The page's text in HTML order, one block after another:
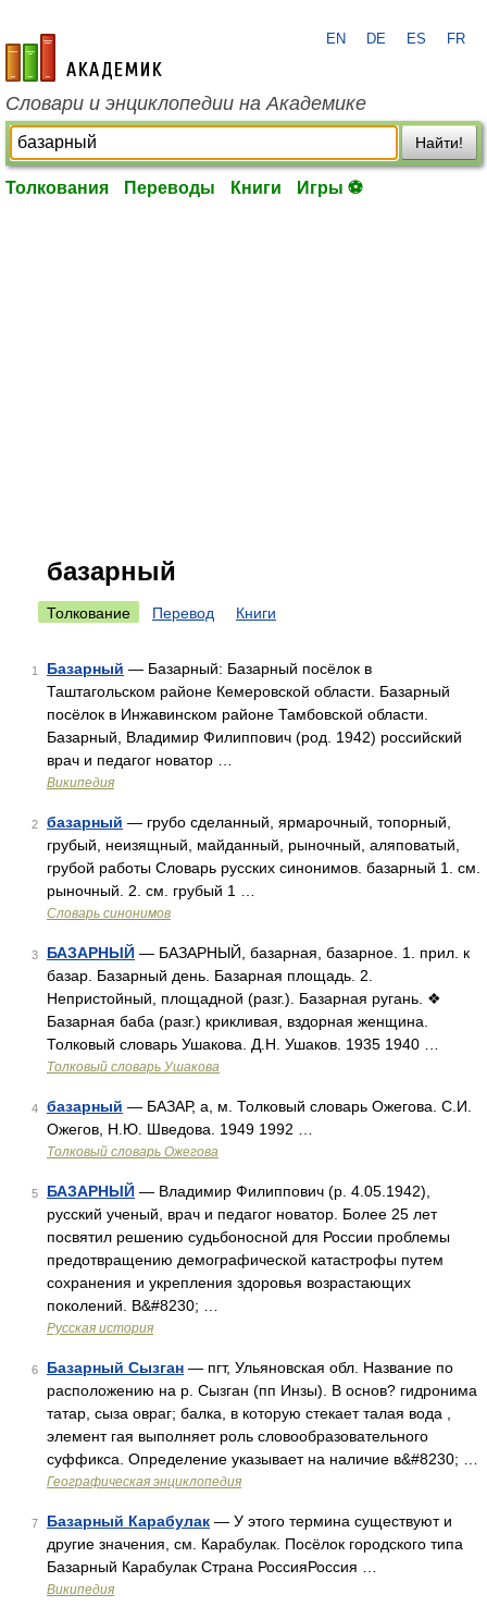
academic.ru
EN DE ES FR
Словари и энциклопедии на Академике
Найти!
Толкования Переводы Книги Игры ⚽
базарный
Толкование Перевод Книги
1 Базарный — Базарный: Базарный посёлок в
Таштагольском районе Кемеровской области. Базарный
посёлок в Инжавинском районе Тамбовской области.
Базарный, Владимир Филиппович (род. 1942) российский
врач и педагог новатор …
Википедия
2 базарный — грубо сделанный, ярмарочный, топорный,
грубый, неизящный, майданный, рыночный, аляповатый,
грубой работы Словарь русских синонимов. базарный 1. см.
рыночный. 2. см. грубый 1 …
Словарь синонимов
3 БАЗАРНЫЙ — БАЗАРНЫЙ, базарная, базарное. 1. прил. к
базар. Базарный день. Базарная площадь. 2.
Непристойный, площадной (разг.). Базарная ругань. ❖
Базарная баба (разг.) крикливая, вздорная женщина.
Толковый словарь Ушакова. Д.Н. Ушаков. 1935 1940 …
Толковый словарь Ушакова
4 базарный — БАЗАР, а, м. Толковый словарь Ожегова. С.И.
Ожегов, Н.Ю. Шведова. 1949 1992 …
Толковый словарь Ожегова
5 БАЗАРНЫЙ — Владимир Филиппович (р. 4.05.1942),
русский ученый, врач и педагог новатор. Более 25 лет
посвятил решению судьбоносной для России проблемы
предотвращению демографической катастрофы путем
сохранения и укрепления здоровья возрастающих
поколений. В&#8230; …
Русская история
6 Базарный Сызган — пгт, Ульяновская обл. Название по
расположению на р. Сызган (пп Инзы). В основ? гидронима
татар, сыза овраг; балка, в которую стекает талая вода ,
элемент гая выполняет роль словообразовательного
суффикса. Определение указывает на наличие в&#8230; …
Географическая энциклопедия
7 Базарный Карабулак — У этого термина существуют и
другие значения, см. Карабулак. Посёлок городского типа
Базарный Карабулак Страна РоссияРоссия …
Википедия